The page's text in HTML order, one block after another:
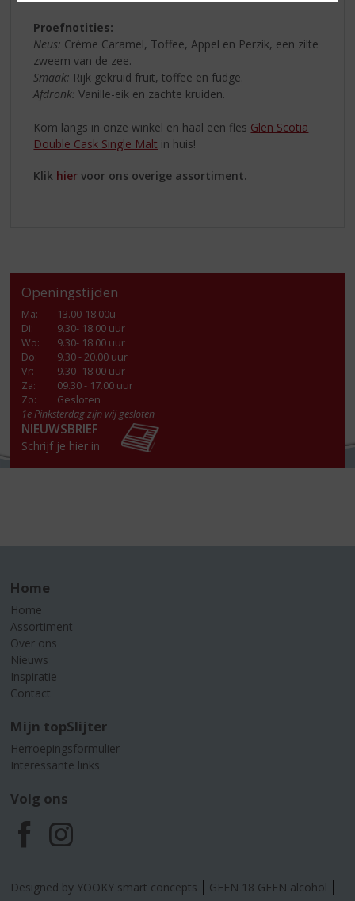
Proefnotities:
Neus: Crème Caramel, Toffee, Appel en Perzik, een zilte
zweem van de zee.
Smaak: Rijk gekruid fruit, toffee en fudge.
Afdronk: Vanille-eik en zachte kruiden.
Kom langs in onze winkel en haal een fles Glen Scotia
Double Cask Single Malt in huis!
Klik hier voor ons overige assortiment.
Openingstijden
Ma:
13.00-18.00u
Di:
9.30- 18.00 uur
Wo:
9.30- 18.00 uur
Do:
9.30 - 20.00 uur
Vr:
9.30- 18.00 uur
Za:
09.30 - 17.00 uur
Zo:
Gesloten
1e Pinksterdag zijn wij gesloten
NIEUWSBRIEF
Schrijf je hier in
Home
Home
Assortiment
Over ons
Nieuws
Inspiratie
Contact
Mijn topSlijter
Herroepingsformulier
Interessante links
Volg ons
F
a
I
n
Designed by YOOKY smart concepts GEEN 18 GEEN alcohol